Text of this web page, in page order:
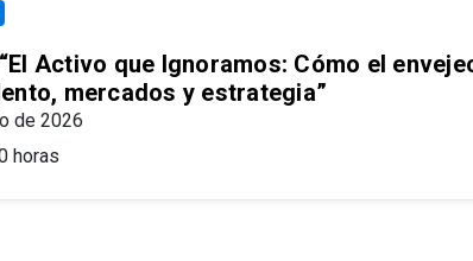
Activo que Ignoramos: Cómo el
mercados y estrategia”
de 2026
horas